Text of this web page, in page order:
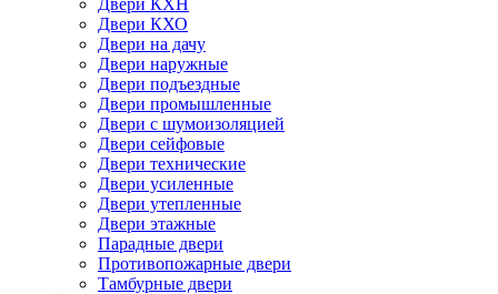
Двери КХН
Двери КХО
Двери на дачу
Двери наружные
Двери подъездные
Двери промышленные
Двери с шумоизоляцией
Двери сейфовые
Двери технические
Двери усиленные
Двери утепленные
Двери этажные
Парадные двери
Противопожарные двери
Тамбурные двери